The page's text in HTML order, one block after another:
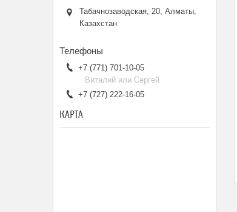
Табачнозаводская, 20, Алматы,
Казахстан
+7 (771) 701-10-05
Виталий или Сергей
+7 (727) 222-16-05
КАРТА